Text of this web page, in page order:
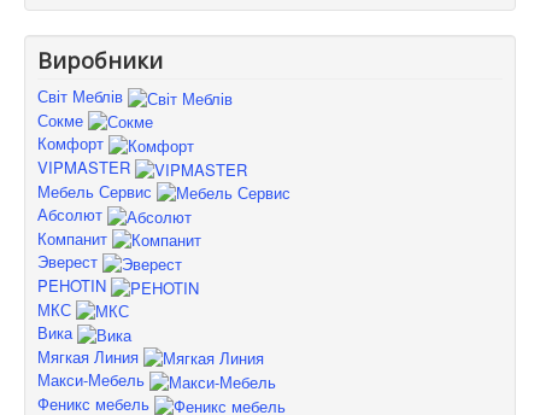
Виробники
Світ Меблів
Сокме
Комфорт
VIPMASTER
Мебель Сервис
Абсолют
Компанит
Эверест
PEHOTIN
МКС
Вика
Мягкая Линия
Макси-Мебель
Феникс мебель